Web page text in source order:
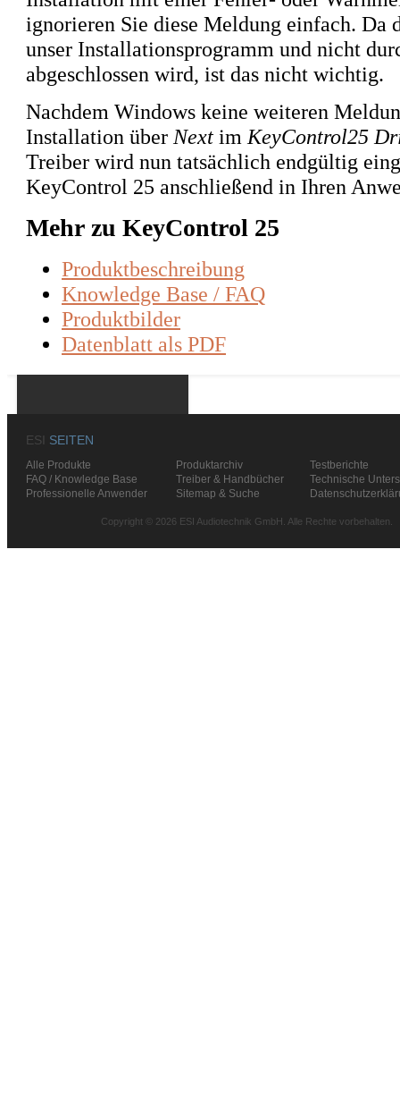
ignorieren Sie diese Meldung einfach. Da
unser Installationsprogramm und nicht
abgeschlossen wird, ist das nicht wichtig.
Nachdem Windows keine weiteren
Installation über Next im KeyControl25
Treiber wird nun tatsächlich endgültig
KeyControl 25 anschließend in Ihren
Mehr zu KeyControl 25
Produktbeschreibung
Knowledge Base / FAQ
Produktbilder
Datenblatt als PDF
ESI SEITEN
Alle Produkte Produktarchiv
Testberichte
FAQ / Knowledge Base
Treiber & Handbücher
Technische
Professionelle Anwender
Sitemap & Suche
Copyright © 2026 ESI Audiotechnik GmbH. Alle Rechte vorbehalten.